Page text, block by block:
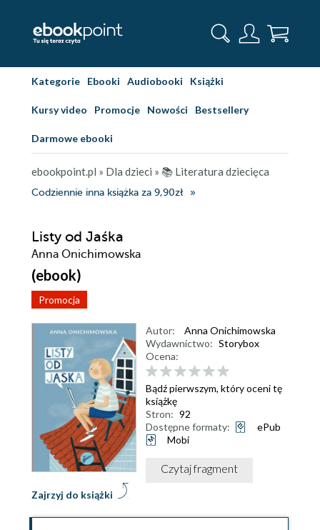
Kategorie Ebooki Audiobooki Książki
Kursy video Promocje Nowości Bestsellery
Darmowe ebooki
ebookpoint.pl » Dla dzieci » 📚 Literatura dziecięca
Codziennie inna książka za 9,90zł
Listy od Jaśka
Anna Onichimowska
(ebook)
Promocja
Zajrzyj do książki
Autor:
Anna Onichimowska
Wydawnictwo: Storybox
Ocena:
Bądź pierwszym, który oceni tę
książkę
Stron: 92
Dostępne formaty:
ePub
Mobi
Czytaj fragment